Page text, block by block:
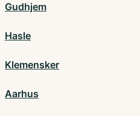
Gudhjem
Hasle
Klemensker
Aarhus